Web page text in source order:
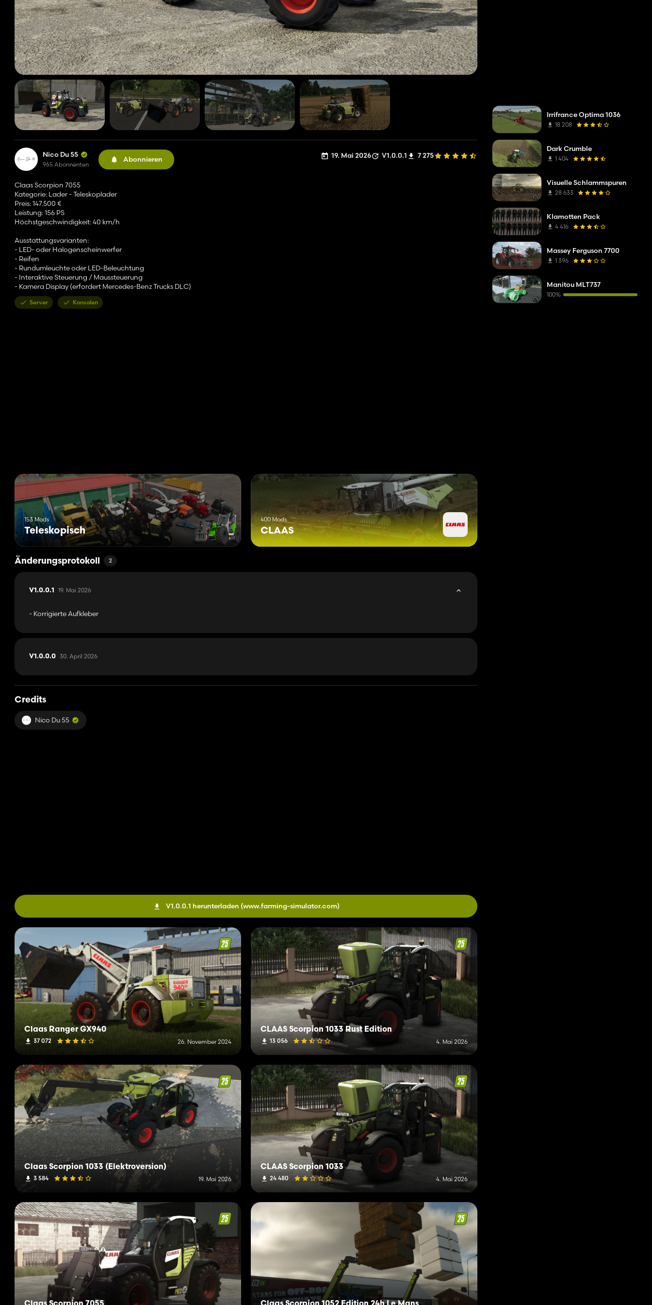
Nico Du 55
965 Abonnenten
Abonnieren 19. Mai 2026 V1.0.0.1 7 275
Claas Scorpion 7055
Kategorie: Lader - Teleskoplader
Preis: 147.500 €
Leistung: 156 PS
Höchstgeschwindigkeit: 40 km/h
Ausstattungsvarianten:
- LED- oder Halogenscheinwerfer
- Reifen
- Rundumleuchte oder LED-Beleuchtung
- Interaktive Steuerung / Maussteuerung
- Kamera Display (erfordert Mercedes-Benz Trucks DLC)
Server Konsolen
153 Mods
Teleskopisch
400 Mods
CLAAS
Änderungsprotokoll 2
V1.0.0.1 19. Mai 2026
- Korrigierte Aufkleber
V1.0.0.0 30. April 2026
Credits
Nico Du 55
V1.0.0.1 herunterladen (www.farming-simulator.com)
Claas Ranger GX940
37 072 26. November 2024
CLAAS Scorpion 1033 Rust Edition
13 056 4. Mai 2026
Claas Scorpion 1033 (Elektroversion)
3 584 19. Mai 2026
CLAAS Scorpion 1033
24 480 4. Mai 2026
Irrifrance Optima 1036
18 208
Dark Crumble
1 404
Visuelle Schlammspuren
28 633
Klamotten Pack
4 416
Massey Ferguson 7700
1 396
Manitou MLT737
100%